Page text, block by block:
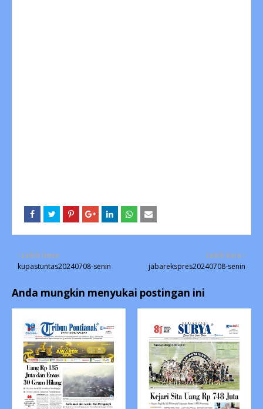
Lebih baru
jabarekspres20240708-senin
Lebih lama
kupastuntas20240708-senin
Anda mungkin menyukai postingan ini